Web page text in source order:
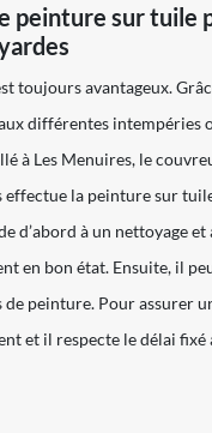
peinture sur tuile
toujours avantageux.
différentes intempéries
à Les Menuires, le
effectue la peinture sur
d’abord à un nettoyage et
en bon état. Ensuite, il
peinture. Pour assurer
et il respecte le délai fixé